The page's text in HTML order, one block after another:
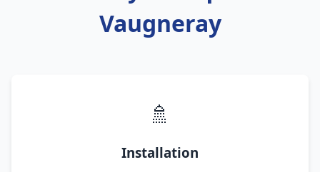
Vaugneray
🚿
Installation